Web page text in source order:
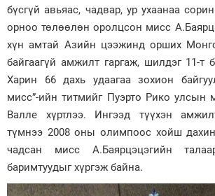
Энтертайнмэнт
бүсгүй авьяас, чадвар, ур ухаанаа
орноо төлөөлөн оролцсон мисс
хүн амтай Азийн цээжинд орших
байгаагүй амжилт гаргаж, шилдэг 11-т
Харин 66 дахь удаагаа зохион
мисс”-ийн титмийг Пуэрто Рико улсын
Валле хүртлээ. Ингээд түүхэн
түмнээ 2008 оны олимпоос хойш дахин
чадсан мисс А.Баярцэцэгийн
баримтуудыг хүргэж байна.